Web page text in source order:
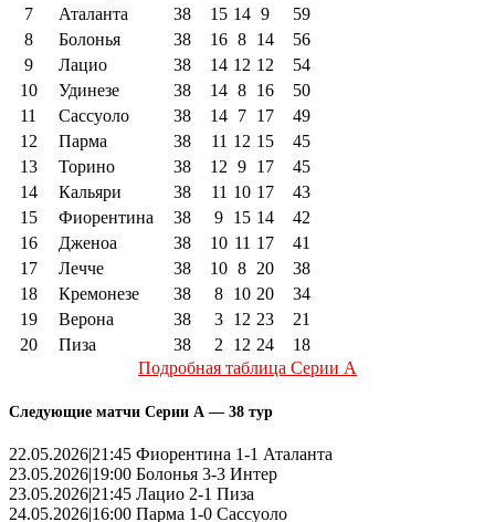
7
Аталанта 38 15 14 9
59
8
Болонья 38 16 8 14
56
9
Лацио 38 14 12 12
54
10
Удинезе 38 14 8 16
50
11
Сассуоло 38 14 7 17
49
12
Парма 38 11 12 15
45
13
Торино 38 12 9 17
45
14
Кальяри 38 11 10 17
43
15
Фиорентина 38 9 15 14
42
16
Дженоа 38 10 11 17
41
17
Лечче 38 10 8 20
38
18
Кремонезе 38 8 10 20
34
19
Верона 38 3 12 23
21
20
Пиза 38 2 12 24
18
Подробная таблица Серии А
Следующие матчи Серии А — 38 тур
22.05.2026|21:45 Фиорентина 1-1 Аталанта
23.05.2026|19:00 Болонья 3-3 Интер
23.05.2026|21:45 Лацио 2-1 Пиза
24.05.2026|16:00 Парма 1-0 Сассуоло